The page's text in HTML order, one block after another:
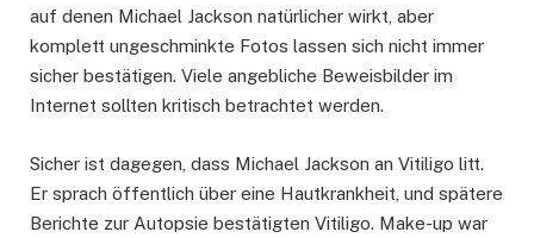
auf denen Michael Jackson natürlicher wirkt, aber
komplett ungeschminkte Fotos lassen sich nicht immer
sicher bestätigen. Viele angebliche Beweisbilder im
Internet sollten kritisch betrachtet werden.
Sicher ist dagegen, dass Michael Jackson an Vitiligo litt.
Er sprach öffentlich über eine Hautkrankheit, und spätere
Berichte zur Autopsie bestätigten Vitiligo. Make-up war